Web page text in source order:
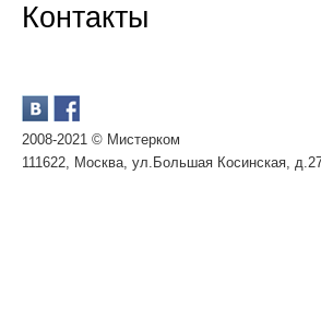
Контакты
2008-2021 © Мистерком
111622, Москва, ул.Большая Косинская,